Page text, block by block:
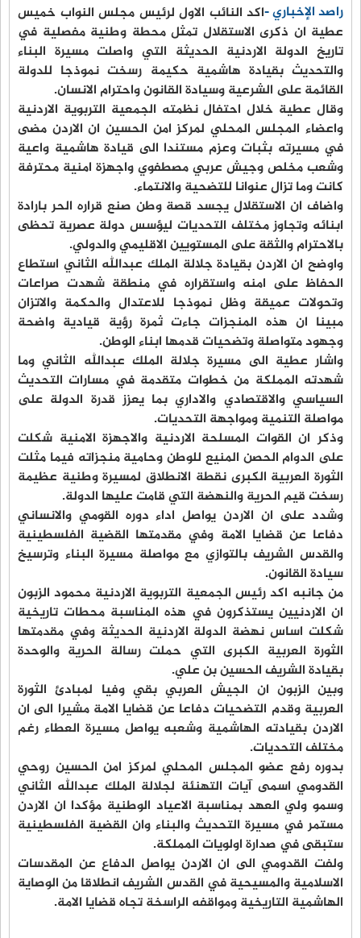
راصد الإخباري -اكد النائب الاول لرئيس مجلس النواب خميس
عطية ان ذكرى الاستقلال تمثل محطة وطنية مفصلية في
تاريخ الدولة الاردنية الحديثة التي واصلت مسيرة البناء
والتحديث بقيادة هاشمية حكيمة رسخت نموذجا للدولة
القائمة على الشرعية وسيادة القانون واحترام الانسان.
وقال عطية خلال احتفال نظمته الجمعية التربوية الاردنية
واعضاء المجلس المحلي لمركز امن الحسين ان الاردن مضى
في مسيرته بثبات وعزم مستندا الى قيادة هاشمية واعية
وشعب مخلص وجيش عربي مصطفوي واجهزة امنية محترفة
كانت وما تزال عنوانا للتضحية والانتماء.
واضاف ان الاستقلال يجسد قصة وطن صنع قراره الحر بارادة
ابنائه وتجاوز مختلف التحديات ليؤسس دولة عصرية تحظى
بالاحترام والثقة على المستويين الاقليمي والدولي.
واوضح ان الاردن بقيادة جلالة الملك عبدالله الثاني استطاع
الحفاظ على امنه واستقراره في منطقة شهدت صراعات
وتحولات عميقة وظل نموذجا للاعتدال والحكمة والاتزان
مبينا ان هذه المنجزات جاءت ثمرة رؤية قيادية واضحة
وجهود متواصلة وتضحيات قدمها ابناء الوطن.
واشار عطية الى مسيرة جلالة الملك عبدالله الثاني وما
شهدته المملكة من خطوات متقدمة في مسارات التحديث
السياسي والاقتصادي والاداري بما يعزز قدرة الدولة على
مواصلة التنمية ومواجهة التحديات.
وذكر ان القوات المسلحة الاردنية والاجهزة الامنية شكلت
على الدوام الحصن المنيع للوطن وحامية منجزاته فيما مثلت
الثورة العربية الكبرى نقطة الانطلاق لمسيرة وطنية عظيمة
رسخت قيم الحرية والنهضة التي قامت عليها الدولة.
وشدد على ان الاردن يواصل اداء دوره القومي والانساني
دفاعا عن قضايا الامة وفي مقدمتها القضية الفلسطينية
والقدس الشريف بالتوازي مع مواصلة مسيرة البناء وترسيخ
سيادة القانون.
من جانبه اكد رئيس الجمعية التربوية الاردنية محمود الزبون
ان الاردنيين يستذكرون في هذه المناسبة محطات تاريخية
شكلت اساس نهضة الدولة الاردنية الحديثة وفي مقدمتها
الثورة العربية الكبرى التي حملت رسالة الحرية والوحدة
بقيادة الشريف الحسين بن علي.
وبين الزبون ان الجيش العربي بقي وفيا لمبادئ الثورة
العربية وقدم التضحيات دفاعا عن قضايا الامة مشيرا الى ان
الاردن بقيادته الهاشمية وشعبه يواصل مسيرة العطاء رغم
مختلف التحديات.
بدوره رفع عضو المجلس المحلي لمركز امن الحسين روحي
القدومي اسمى آيات التهنئة لجلالة الملك عبدالله الثاني
وسمو ولي العهد بمناسبة الاعياد الوطنية مؤكدا ان الاردن
مستمر في مسيرة التحديث والبناء وان القضية الفلسطينية
ستبقى في صدارة اولويات المملكة.
ولفت القدومي الى ان الاردن يواصل الدفاع عن المقدسات
الاسلامية والمسيحية في القدس الشريف انطلاقا من الوصاية
الهاشمية التاريخية ومواقفه الراسخة تجاه قضايا الامة.